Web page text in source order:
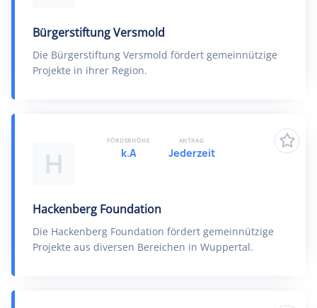
Bürgerstiftung Versmold
Die Bürgerstiftung Versmold fördert gemeinnützige
Projekte in ihrer Region.
H
Hackenberg Foundation
Die Hackenberg Foundation fördert gemeinnützige
Projekte aus diversen Bereichen in Wuppertal.
FÖRDERHÖHE
k.A
ANTRAG
Jederzeit